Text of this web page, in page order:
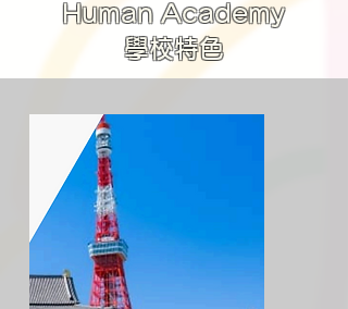
​Human Academy
學校特色